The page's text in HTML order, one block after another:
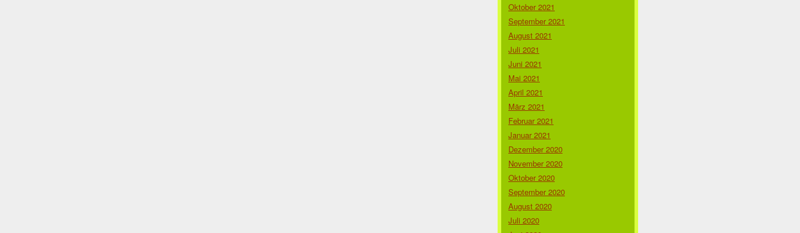
Oktober 2021
September 2021
August 2021
Juli 2021
Juni 2021
Mai 2021
April 2021
März 2021
Februar 2021
Januar 2021
Dezember 2020
November 2020
Oktober 2020
September 2020
August 2020
Juli 2020